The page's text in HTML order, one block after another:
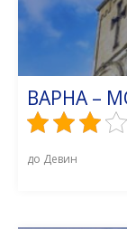
ВАРНА –
до Девин